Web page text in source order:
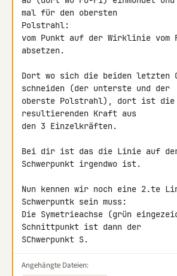
mal für den obersten
Polstrahl:
vom Punkt auf der Wirklinie vom
absetzen.
Dort wo sich die beiden letzten
schneiden (der unterste und der
oberste Polstrahl), dort ist
resultierenden Kraft aus
den 3 Einzelkräften.
Bei dir ist das die Linie auf
Schwerpunkt irgendwo ist.
Nun kennen wir noch eine 2.te
Schwerpuntk sein muss:
Die Symetrieachse (grün
Schnittpunkt ist dann der
SChwerpunkt S.
Angehängte Dateien: